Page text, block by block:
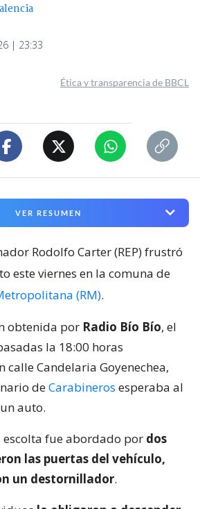
| 23:33
Ética y transparencia de BBCL
VER RESUMEN
Rodolfo Carter (REP) frustró
este viernes en la comuna de
(RM).
obtenida por Radio Bío Bío, el
la 18:00 horas
calle Candelaria Goyenechea,
deCarabineros esperaba al
auto.
escolta fue abordado por dos
las puertas del vehículo,
un destornillador.